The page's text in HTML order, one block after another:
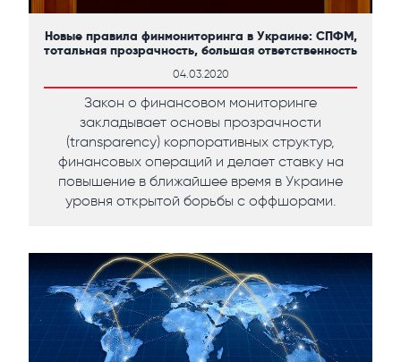
Новые правила финмониторинга в Украине: СПФМ,
тотальная прозрачность, большая ответственность
04.03.2020
Закон о финансовом мониторинге
закладывает основы прозрачности
(transparency) корпоративных структур,
финансовых операций и делает ставку на
повышение в ближайшее время в Украине
уровня открытой борьбы с оффшорами.